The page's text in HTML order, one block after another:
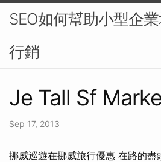
SEO如何幫助小型企
行銷
Je Tall Sf
Sep 17, 2013
挪威巡遊在挪威旅行優惠 在路的盡